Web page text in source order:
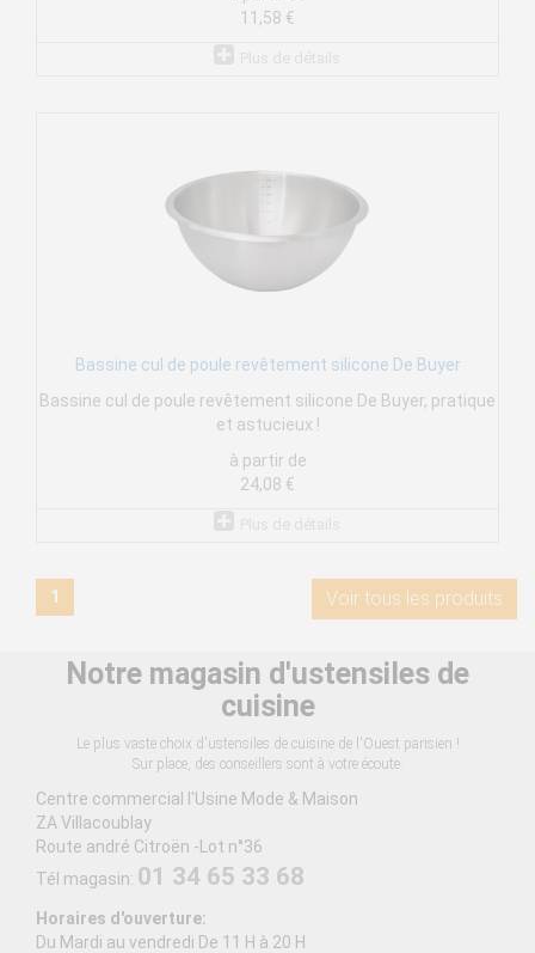
11,58 €
Bassine cul de poule revêtement silicone De Buyer
Bassine cul de poule revêtement silicone De Buyer, pratique
et astucieux !
à partir de
24,08 €
1 Voir tous les produits
Notre magasin d'ustensiles de
cuisine
Le plus vaste choix d'ustensiles de cuisine de l'Ouest parisien !
Sur place, des conseillers sont à votre écoute.
Centre commercial l'Usine Mode & Maison
ZA Villacoublay
Route andré Citroën -Lot n°36
Tél magasin: 01 34 65 33 68
Horaires d'ouverture:
Du Mardi au vendredi De 11 H à 20 H